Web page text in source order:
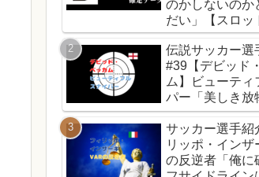
のかしないのか
だい」【スロッ
伝説サッカー選
#39【デビッド
ム】ビューティ
パー「美しき放
サッカー選手紹
リッポ・インザ
の反逆者「俺に